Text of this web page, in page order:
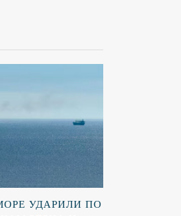
УДАРИЛИ ПО